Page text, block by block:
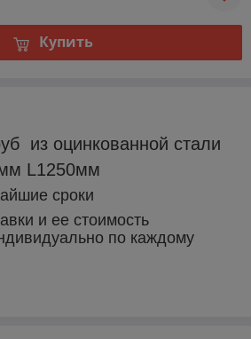
Купить
из оцинкованной стали
L1250мм
сроки
и ее стоимость
по каждому